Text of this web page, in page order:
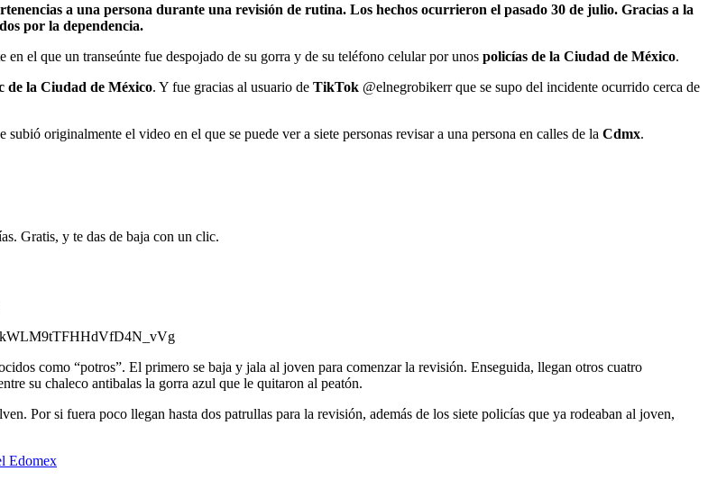
a una persona durante una revisión de rutina. Los hechos ocurrieron el pasado 30 de julio. Gracias a la
por la dependencia.
en el que un transeúnte fue despojado de su gorra y de su teléfono celular por unos policías de la Ciudad de México.
de la Ciudad de México. Y fue gracias al usuario de TikTok @elnegrobikerr que se supo del incidente ocurrido cerca de
originalmente el video en el que se puede ver a siete personas revisar a una persona en calles de la Cdmx.
Gratis, y te das de baja con un clic.
como “potros”. El primero se baja y jala al joven para comenzar la revisión. Enseguida, llegan otros cuatro
su chaleco antibalas la gorra azul que le quitaron al peatón.
Por si fuera poco llegan hasta dos patrullas para la revisión, además de los siete policías que ya rodeaban al joven,
Edomex